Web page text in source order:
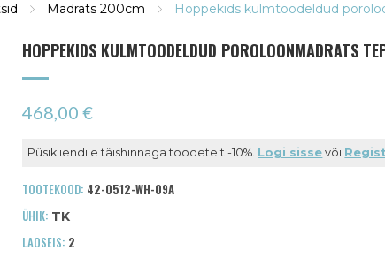
Madrats 200cm Hoppekids külmtöödeldud
HOPPEKIDS KÜLMTÖÖDELDUD POROLOONMADRATS
468,00 €
Püsikliendile täishinnaga toodetelt -10%. Logi sisse või
TOOTEKOOD: 42-0512-WH-09A
ÜHIK: TK
LAOSEIS: 2